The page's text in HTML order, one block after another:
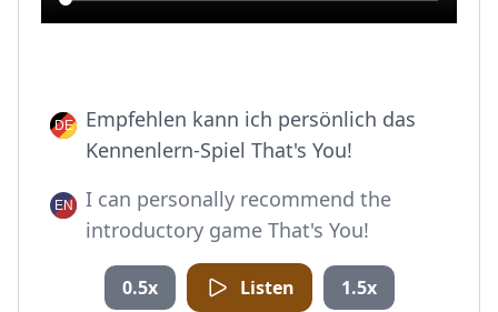
Empfehlen kann ich persönlich das
Kennenlern-Spiel That's You!
I can personally recommend the
introductory game That's You!
0.5x Listen 1.5x